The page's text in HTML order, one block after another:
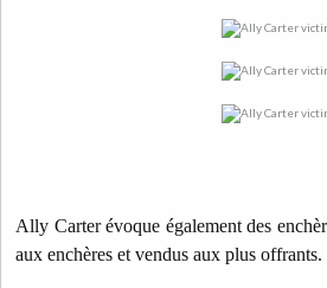
Ally Carter évoque également des
aux enchères et vendus aux plus